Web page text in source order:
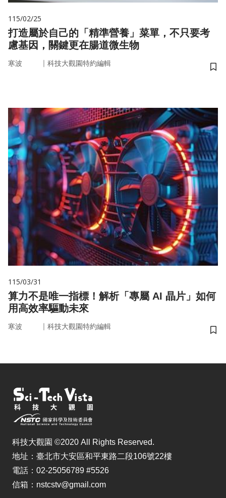
115/02/25
打造屬於自己的「精準營養」菜單，不只要考
慮基因，關鍵更在腸道微生物
寒波 ｜ 科技大觀園特約編輯
儲
115/03/31
算力不是唯一指標！解析「專屬 AI 晶片」如何
用高效率驅動未來
寒波 ｜ 科技大觀園特約編輯
儲
科技大觀園 ©2020 All Rights Reserved.
地址：臺北市大安區和平東路二段106號22樓
電話：02-25056789 #5526
信箱：nstcstv@gmail.com